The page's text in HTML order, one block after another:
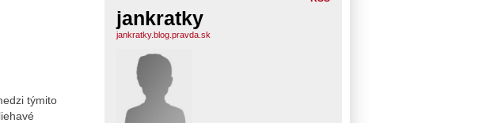
týmito
jankratky
jankratky.blog.pravda.sk